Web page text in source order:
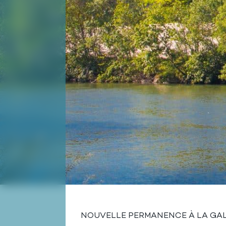
NOUVELLE PERMANENCE À LA